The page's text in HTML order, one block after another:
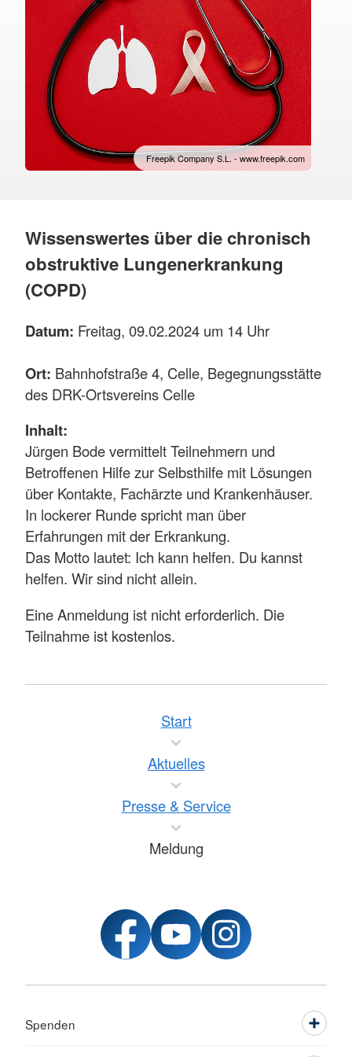
Freepik Company S.L. - www.freepik.com
Wissenswertes über die chronisch
obstruktive Lungenerkrankung
(COPD)
Datum: Freitag, 09.02.2024 um 14 Uhr
Ort: Bahnhofstraße 4, Celle, Begegnungsstätte
des DRK-Ortsvereins Celle
Inhalt:
Jürgen Bode vermittelt Teilnehmern und
Betroffenen Hilfe zur Selbsthilfe mit Lösungen
über Kontakte, Fachärzte und Krankenhäuser.
In lockerer Runde spricht man über
Erfahrungen mit der Erkrankung.
Das Motto lautet: Ich kann helfen. Du kannst
helfen. Wir sind nicht allein.
Eine Anmeldung ist nicht erforderlich. Die
Teilnahme ist kostenlos.
Start
Aktuelles
Presse & Service
Meldung
Spenden